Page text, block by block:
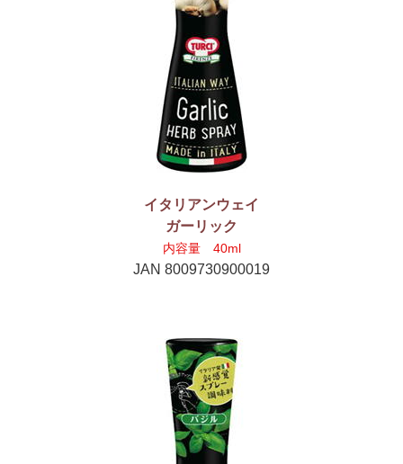
イタリアンウェイ
ガーリック
内容量 40ml
JAN 8009730900019